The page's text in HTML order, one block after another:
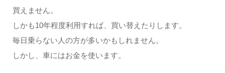
買えません。
しかも10年程度利用すれば、買い替えたりします。
毎日乗らない人の方が多いかもしれません。
しかし、車にはお金を使います。